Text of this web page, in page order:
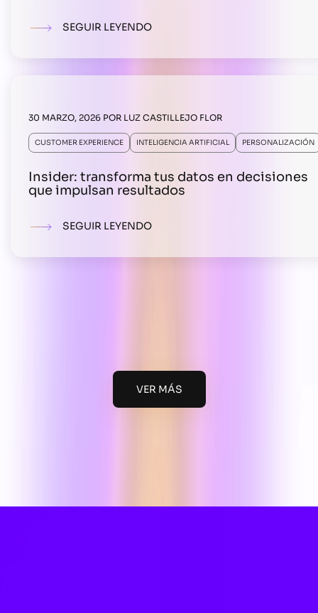
SEGUIR LEYENDO
30 MARZO, 2026 POR LUZ CASTILLEJO FLOR
CUSTOMER EXPERIENCE INTELIGENCIA ARTIFICIAL PERSONALIZACIÓN
Insider: transforma tus datos en decisiones
que impulsan resultados
SEGUIR LEYENDO
VER MÁS